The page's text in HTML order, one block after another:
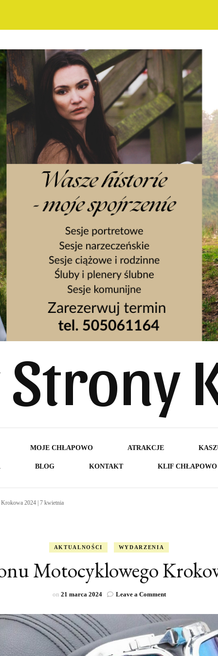
MOJE CHŁAPOWO ATRAKCJE
BLOG KONTAKT KLIF
2024 | 7 kwietnia
AKTUALNOŚCI WYDARZENIA
Motocyklowego
on 21 marca 2024 Leave a Commenton
Rozpoczęcie
Sezonu
Motocyklowego
Krokowa
2024